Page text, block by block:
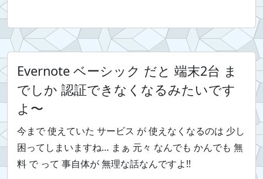
Evernote ベーシック だと 端末2台 ま
でしか 認証できなくなるみたいです
よ〜
今まで 使えていた サービス が 使えなくなるのは 少し
困ってしまいますね… まぁ 元々 なんでも かんでも 無
料 で って 事自体が 無理な話なんですよ!!